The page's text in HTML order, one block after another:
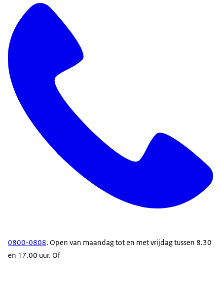
0800-0808. Open van maandag tot en met vrijdag tussen 8.30
en 17.00 uur. Of